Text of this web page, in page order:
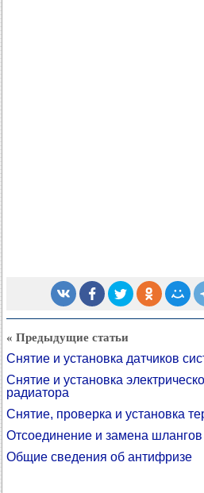
« Предыдущие статьи
Снятие и установка датчиков
Снятие и установка
радиатора
Снятие, проверка и установка
Отсоединение и замена
Общие сведения об антифризе